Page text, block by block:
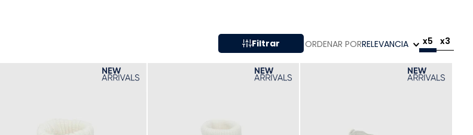
Filtrar ORDENAR PORRELEVANCIA x5 x3